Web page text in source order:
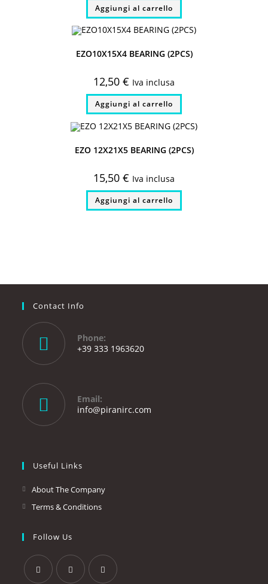
Aggiungi al carrello
EZO10X15X4 BEARING (2PCS)
12,50 € Iva inclusa
Aggiungi al carrello
EZO 12X21X5 BEARING (2PCS)
15,50 € Iva inclusa
Aggiungi al carrello
Contact Info
Phone:
+39 333 1963620
application
Email:
info@piranirc.com
Useful Links
About The Company
Terms & Conditions
Follow Us